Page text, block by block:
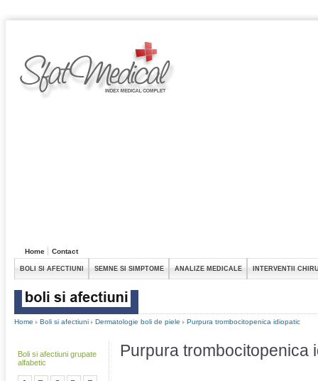
Home Contact
BOLI SI AFECTIUNI SEMNE SI SIMPTOME ANALIZE MEDICALE INTERVENTII
Home Boli si afectiuni Dermatologie boli de piele Purpura trombocitopenica idiopatic
Boli si afectiuni grupate
alfabetic
Purpura trombocitopenica